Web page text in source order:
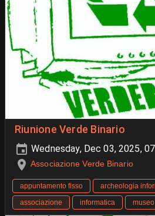
Riunione Verde Binario
Wednesday, Dec 03, 2025,
Associazione Verde Binario
appuntamento fisso archeologia
associazione
informatica museo